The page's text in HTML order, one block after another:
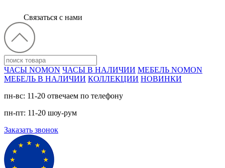
Связаться с нами
ЧАСЫ NOMON ЧАСЫ В НАЛИЧИИ МЕБЕЛЬ NOMON
МЕБЕЛЬ В НАЛИЧИИ КОЛЛЕКЦИИ НОВИНКИ
пн-вс: 11-20 отвечаем по телефону
пн-пт: 11-20 шоу-рум
Заказать звонок